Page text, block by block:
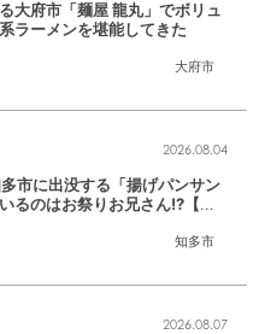
大府市
大府市「麺屋 龍丸」でボリュ
ラーメンを堪能してきた
知多市
2026.08.04
市に出没する「揚げパンサン
るのはお祭りお兄さん!?【ち
2026.08.07